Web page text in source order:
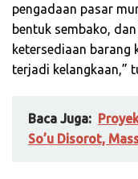
pengadaan pasar
bentuk sembako,
ketersediaan barang
terjadi kelangkaan,”
Baca Juga:
So’u Disorot,